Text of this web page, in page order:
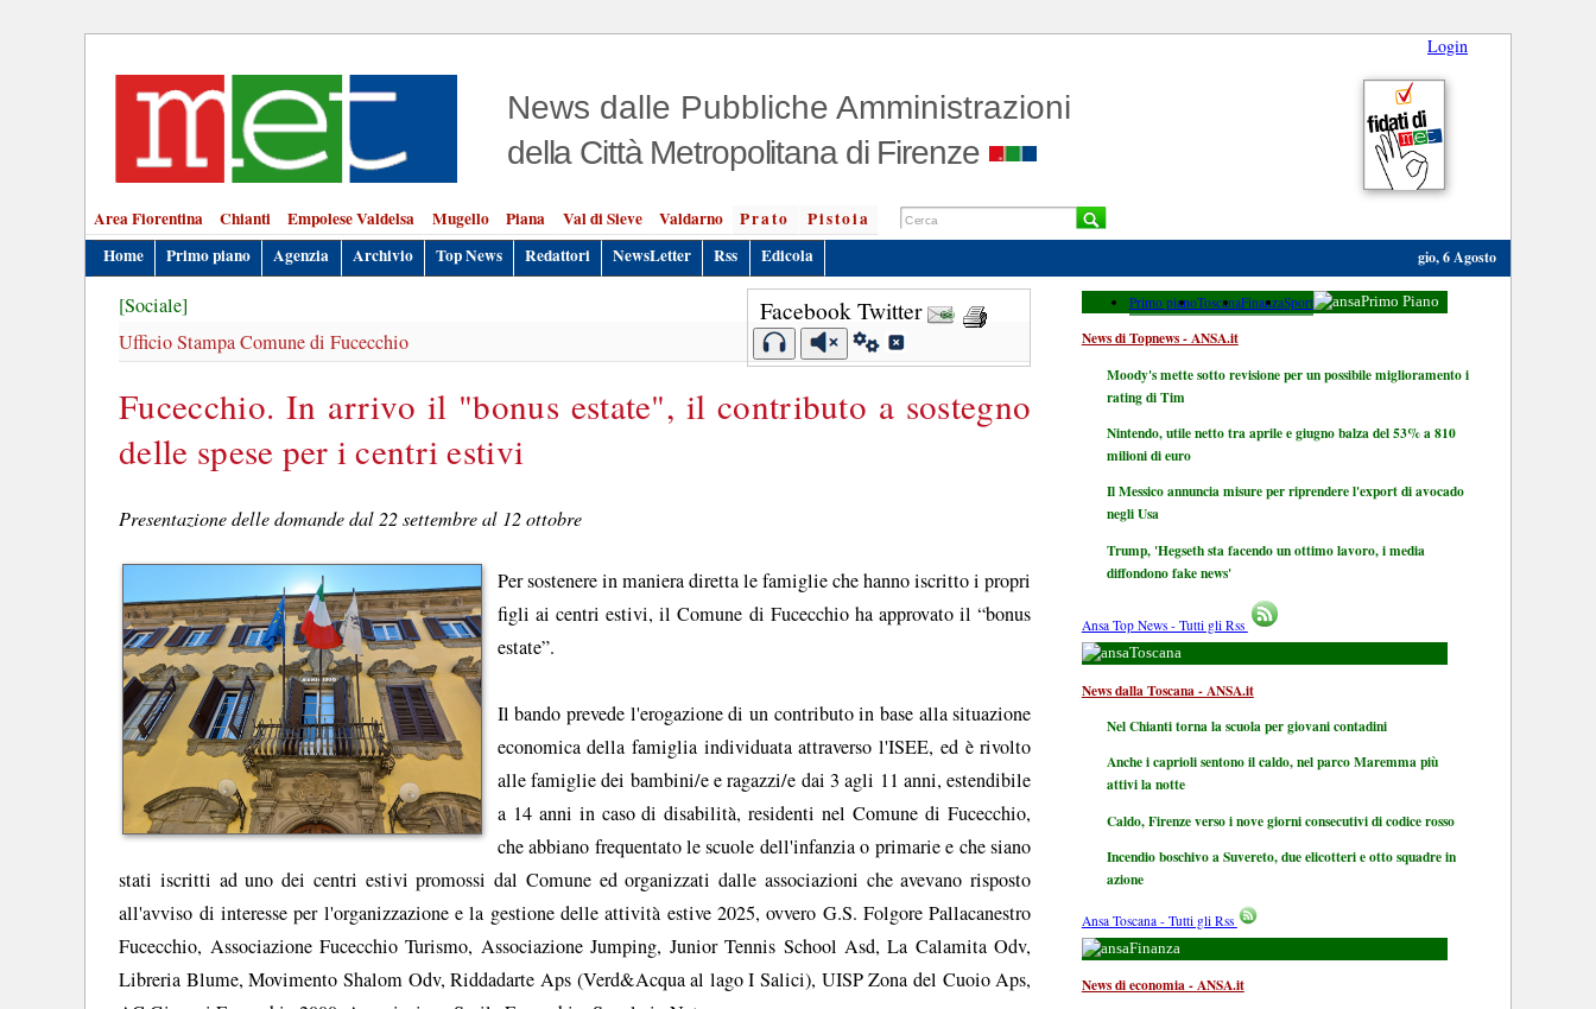
Login
News dalle Pubbliche Amministrazioni
della Città Metropolitana di Firenze
Area Fiorentina Chianti Empolese Valdelsa Mugello Piana Val di Sieve Valdarno Prato
Pistoia
Home
Primo piano Agenzia Archivio Top News Redattori NewsLetter Rss Edicola gio, 6 Agosto
Facebook Twitter
[Sociale]
Ufficio Stampa Comune di Fucecchio
Fucecchio. In arrivo il "bonus estate", il contributo a sostegno
delle spese per i centri estivi
Presentazione delle domande dal 22 settembre al 12 ottobre
Per sostenere in maniera diretta le famiglie che hanno iscritto i propri
figli ai centri estivi, il Comune di Fucecchio ha approvato il “bonus
estate”.
Il bando prevede l'erogazione di un contributo in base alla situazione
economica della famiglia individuata attraverso l'ISEE, ed è rivolto
alle famiglie dei bambini/e e ragazzi/e dai 3 agli 11 anni, estendibile
a 14 anni in caso di disabilità, residenti nel Comune di Fucecchio,
che abbiano frequentato le scuole dell'infanzia o primarie e che siano
stati iscritti ad uno dei centri estivi promossi dal Comune ed organizzati dalle associazioni che avevano risposto
all'avviso di interesse per l'organizzazione e la gestione delle attività estive 2025, ovvero G.S. Folgore Pallacanestro
Fucecchio, Associazione Fucecchio Turismo, Associazione Jumping, Junior Tennis School Asd, La Calamita Odv,
Libreria Blume, Movimento Shalom Odv, Riddadarte Aps (Verd&Acqua al lago I Salici), UISP Zona del Cuoio Aps,
Primo pianoToscanaFinanzaSport Primo Piano
News di Topnews - ANSA.it
Moody's mette sotto revisione per un possibile miglioramento i
rating di Tim
Nintendo, utile netto tra aprile e giugno balza del 53% a 810
milioni di euro
Il Messico annuncia misure per riprendere l'export di avocado
negli Usa
Trump, 'Hegseth sta facendo un ottimo lavoro, i media
diffondono fake news'
Ansa Top News - Tutti gli Rss
Toscana
News dalla Toscana - ANSA.it
Nel Chianti torna la scuola per giovani contadini
Anche i caprioli sentono il caldo, nel parco Maremma più
attivi la notte
Caldo, Firenze verso i nove giorni consecutivi di codice rosso
Incendio boschivo a Suvereto, due elicotteri e otto squadre in
azione
Ansa Toscana - Tutti gli Rss
Finanza
News di economia - ANSA.it